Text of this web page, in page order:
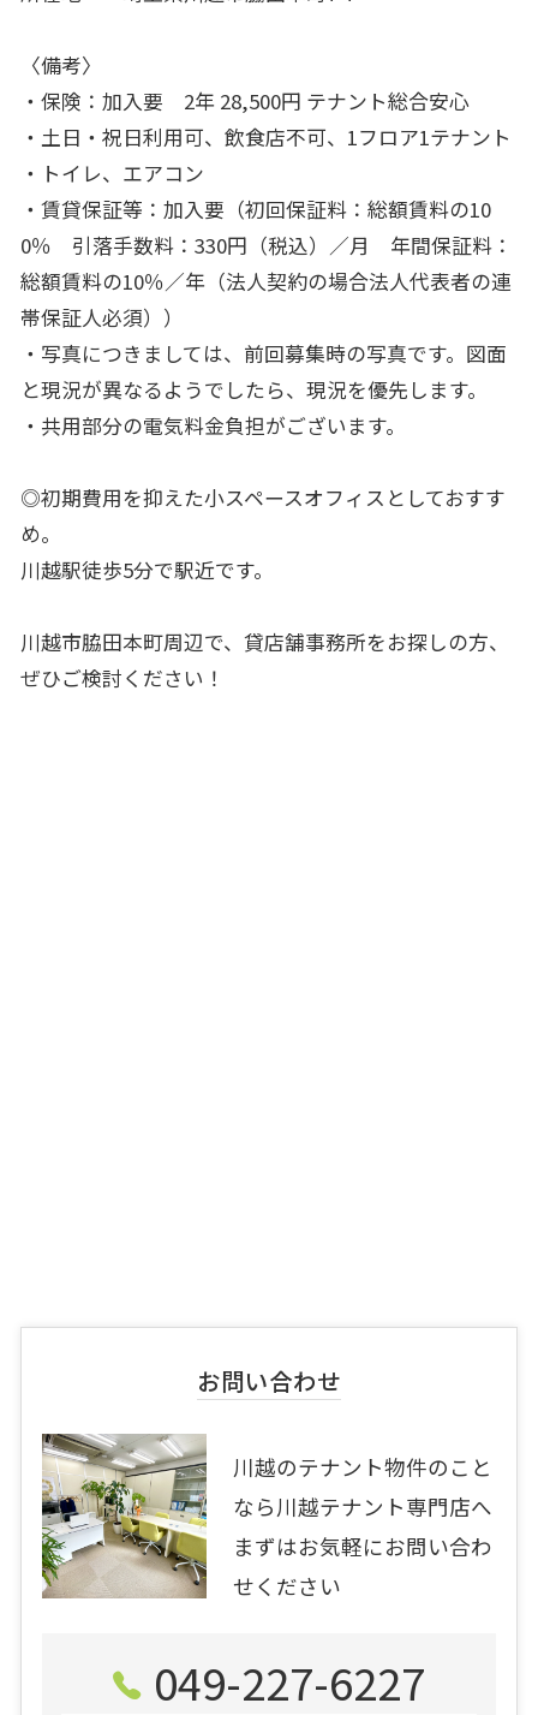
〈備考〉
・保険：加入要 2年 28,500円 テナント総合安心
・土日・祝日利用可、飲食店不可、1フロア1テナント
・トイレ、エアコン
・賃貸保証等：加入要（初回保証料：総額賃料の10
0％ 引落手数料：330円（税込）／月 年間保証料：
総額賃料の10％／年（法人契約の場合法人代表者の連
帯保証人必須））
・写真につきましては、前回募集時の写真です。図面
と現況が異なるようでしたら、現況を優先します。
・共用部分の電気料金負担がございます。
◎初期費用を抑えた小スペースオフィスとしておすす
め。
川越駅徒歩5分で駅近です。
川越市脇田本町周辺で、貸店舗事務所をお探しの方、
ぜひご検討ください！
お問い合わせ
川越のテナント物件のこと
なら川越テナント専門店へ
まずはお気軽にお問い合わ
せください
049-227-6227